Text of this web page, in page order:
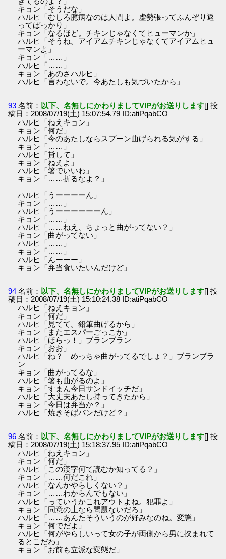
キョン「そうだな」
ハルヒ「むしろ臆病なのは人間よ。虚勢張ってふんぞり返
ってばっかり」
キョン「なるほど。チキンじゃなくてヒューマンか」
ハルヒ「そうね。アイアムチキンじゃなくてアイアムヒュ
ーマンよ」
キョン「……」
ハルヒ「……」
キョン「あのさハルヒ」
ハルヒ「言わないで。今あたしも気づいたから」
93 名前： 以下、名無しにかわりましてVIPがお送りします[] 投
稿日：2008/07/19(土) 15:07:54.79 ID:atiPqabCO
ハルヒ「ねえキョン」
キョン「何だ」
ハルヒ「今のあたしならスプーン曲げられる気がする」
キョン「……」
ハルヒ「貸して」
キョン「ねえよ」
ハルヒ「箸でいいわ」
キョン「……折るなよ？」
ハルヒ「うーーーーん」
キョン「……」
ハルヒ「うーーーーーーん」
キョン「……」
ハルヒ「……ねえ、ちょっと曲がってない？」
キョン「曲がってない」
ハルヒ「……」
キョン「……」
ハルヒ「んーーー」
キョン「弁当食いたいんだけど」
94 名前： 以下、名無しにかわりましてVIPがお送りします[] 投
稿日：2008/07/19(土) 15:10:24.38 ID:atiPqabCO
ハルヒ「ねえキョン」
キョン「何だ」
ハルヒ「見てて。鉛筆曲げるから」
キョン「またエスパーごっこか」
ハルヒ「ほらっ！」ブランブラン
キョン「おお」
ハルヒ「ね？ めっちゃ曲がってるでしょ？」ブランブラ
ン
キョン「曲がってるな」
ハルヒ「箸も曲がるのよ」
キョン「すまん今日サンドイッチだ」
ハルヒ「大丈夫あたし持ってきたから」
キョン「今日は弁当か？」
ハルヒ「焼きそばパンだけど？」
96 名前： 以下、名無しにかわりましてVIPがお送りします[] 投
稿日：2008/07/19(土) 15:18:37.95 ID:atiPqabCO
ハルヒ「ねえキョン」
キョン「何だ」
ハルヒ「この漢字何て読むか知ってる？」
キョン「……何だこれ」
ハルヒ「なんかやらしくない？」
キョン「……わからんでもない」
ハルヒ「っていうかこれアウトよね。犯罪よ」
キョン「同意の上なら問題ないだろ」
ハルヒ「……あんたそういうのが好みなのね。変態」
キョン「何でだよ」
ハルヒ「何がやらしいって女の子が両側から男に挟まれて
るとこだわ」
キョン「お前も立派な変態だ」